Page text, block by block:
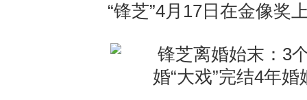
“锋芝”4月17日在金像奖